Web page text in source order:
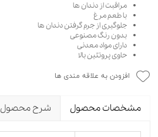
مراقبت از دندان ها
با طعم مرغ
جلوگیری از جرم گرفتن دندان ها
بدون رنگ مصنوعی
دارای مواد معدنی
حاوی پروتئین بالا
افزودن به علاقه مندی ها
مشخصات محصول شرح محصول